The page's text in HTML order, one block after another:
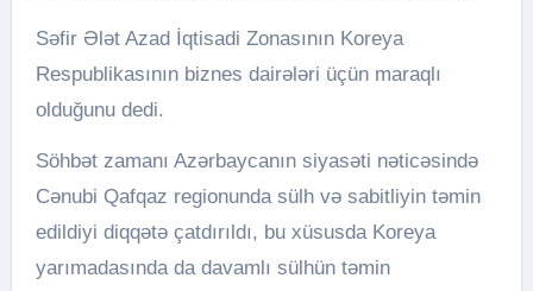
Səfir Ələt Azad İqtisadi Zonasının Koreya
Respublikasının biznes dairələri üçün maraqlı
olduğunu dedi.
Söhbət zamanı Azərbaycanın siyasəti nəticəsində
Cənubi Qafqaz regionunda sülh və sabitliyin təmin
edildiyi diqqətə çatdırıldı, bu xüsusda Koreya
yarımadasında da davamlı sülhün təmin